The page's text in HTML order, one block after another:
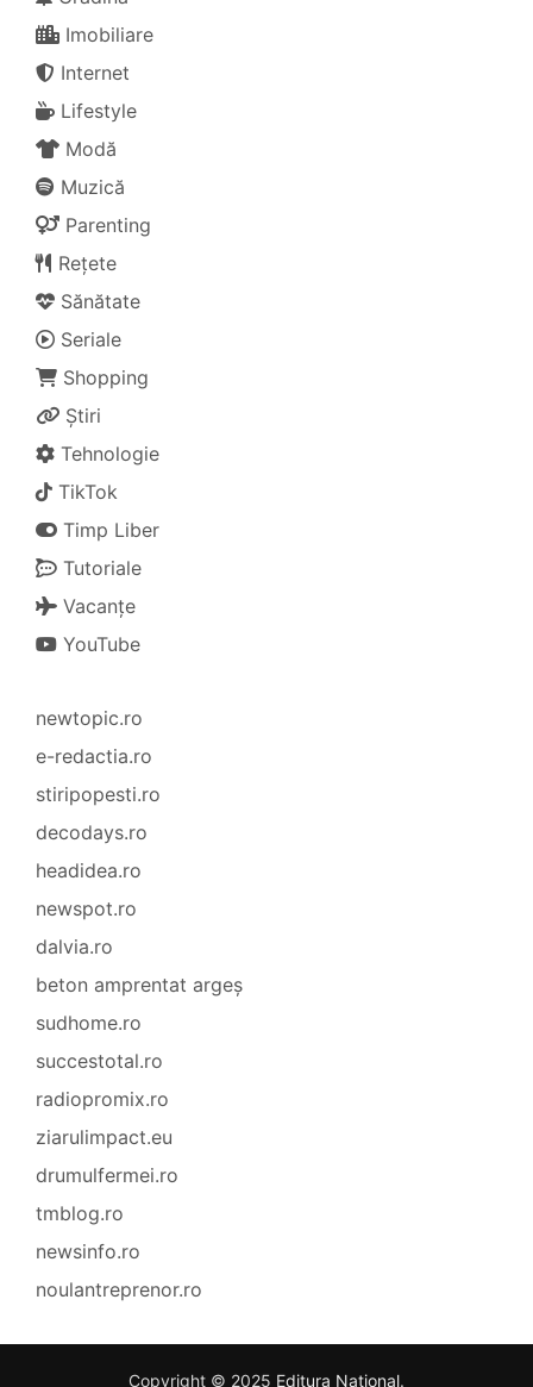
Imobiliare
Internet
Lifestyle
Modă
Muzică
Parenting
Rețete
Sănătate
Seriale
Shopping
Știri
Tehnologie
TikTok
Timp Liber
Tutoriale
Vacanțe
YouTube
newtopic.ro
e-redactia.ro
stiripopesti.ro
decodays.ro
headidea.ro
newspot.ro
dalvia.ro
beton amprentat argeș
sudhome.ro
succestotal.ro
radiopromix.ro
ziarulimpact.eu
drumulfermei.ro
tmblog.ro
newsinfo.ro
noulantreprenor.ro
Copyright © 2025 Editura Național.